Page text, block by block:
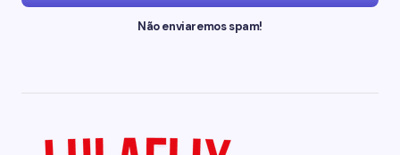
Não enviaremos spam!